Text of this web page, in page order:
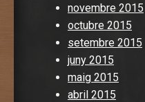
novembre 2015
octubre 2015
setembre 2015
juny 2015
maig 2015
abril 2015